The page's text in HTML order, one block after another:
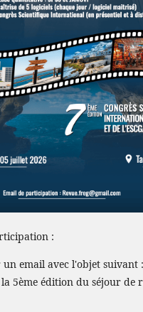
:
un email avec l'objet suivant :
5ème édition du séjour de